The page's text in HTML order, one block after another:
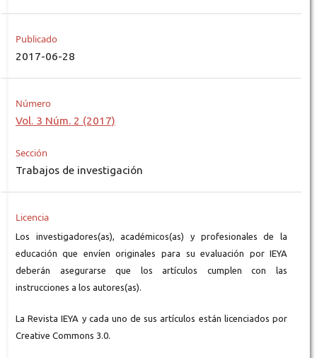
Publicado
2017-06-28
Número
Vol. 3 Núm. 2 (2017)
Sección
Trabajos de investigación
Licencia
Los investigadores(as), académicos(as) y profesionales de la
educación que envíen originales para su evaluación por IEYA
deberán asegurarse que los artículos cumplen con las
instrucciones a los autores(as).
La Revista IEYA y cada uno de sus artículos están licenciados por
Creative Commons 3.0.